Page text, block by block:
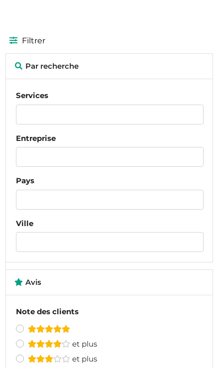
Filtrer
Par recherche
Services
Entreprise
Pays
Ville
Avis
Note des clients
et plus
et plus